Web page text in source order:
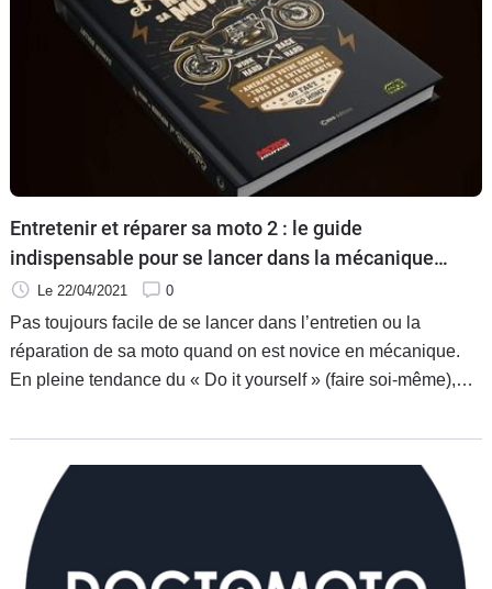
Entretenir et réparer sa moto 2 : le guide
indispensable pour se lancer dans la mécanique
motoLe 22/04/2021 0
Pas toujours facile de se lancer dans l’entretien ou la
réparation de sa moto quand on est novice en mécanique.
En pleine tendance du « Do it yourself » (faire soi-même),
moto, tombe à pic pour convaincre les plus indécis à se
lancer dans l’entretien de leur machine avant l’été.